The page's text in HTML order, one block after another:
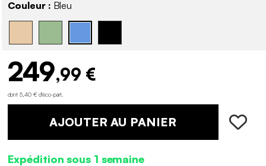
Couleur : Bleu
249,99 €
dont 5,40 € d'éco-part
AJOUTER AU PANIER
Expédition sous 1 semaine